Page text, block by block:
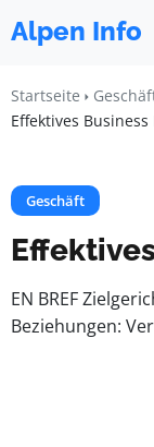
Alpen Info
Startseite
Effektives
Geschäft
EN BREF
Beziehungen: